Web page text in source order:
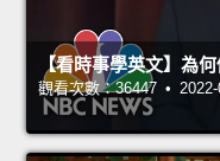
【看時事學英文】為
觀看次數：36447 • 2022-